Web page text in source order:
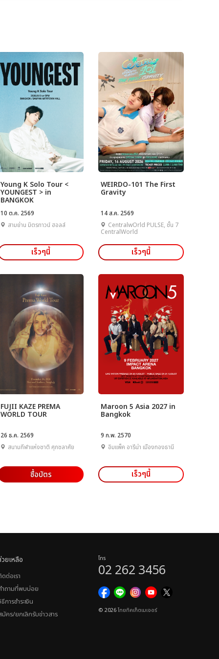
Young K Solo Tour <
YOUNGEST > in
BANGKOK
10 ต.ค. 2569
สามย่าน มิตรทาวน์ ฮอลล์
เร็วๆนี้
WEIRDO-101 The First
Gravity
14 ส.ค. 2569
CentralwOrld PULSE, ชั้น 7
CentralWorld
เร็วๆนี้
FUJII KAZE PREMA
WORLD TOUR
26 ธ.ค. 2569
สนามกีฬาแห่งชาติ ศุภชลาศัย
ซื้อบัตร
Maroon 5 Asia 2027 in
Bangkok
9 ก.พ. 2570
อิมแพ็ค อารีน่า เมืองทองธานี
เร็วๆนี้
ยเหลือ
ต่อเรา
ำถามที่พบบ่อย
การชำระเงิน
คร/ยกเลิกรับข่าวสาร
โทร
02 262 3456
© 2026ไทยทิคเก็ตเมเจอร์